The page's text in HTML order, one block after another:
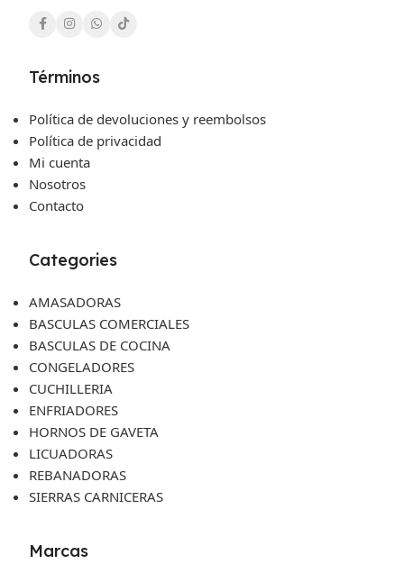
Términos
Política de devoluciones y reembolsos
Política de privacidad
Mi cuenta
Nosotros
Contacto
Categories
AMASADORAS
BASCULAS COMERCIALES
BASCULAS DE COCINA
CONGELADORES
CUCHILLERIA
ENFRIADORES
HORNOS DE GAVETA
LICUADORAS
REBANADORAS
SIERRAS CARNICERAS
Marcas